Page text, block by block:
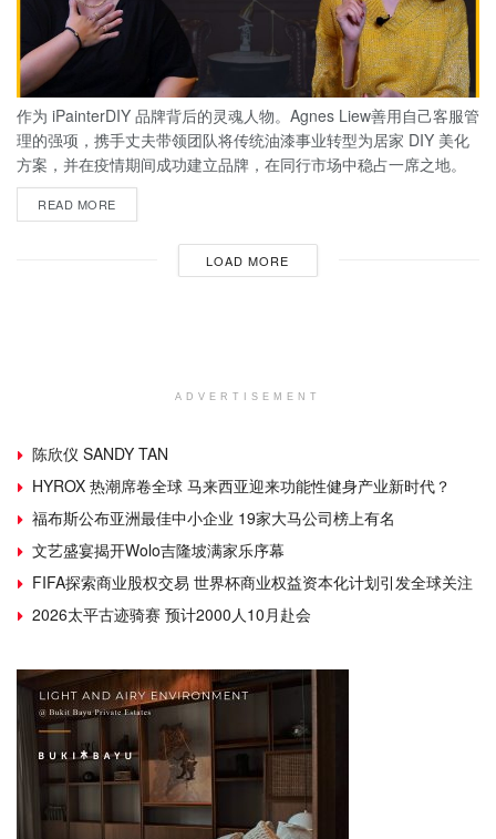
作为 iPainterDIY 品牌背后的灵魂人物。Agnes Liew善用自己客服管
理的强项，携手丈夫带领团队将传统油漆事业转型为居家 DIY 美化
方案，并在疫情期间成功建立品牌，在同行市场中稳占一席之地。
READ MORE
LOAD MORE
ADVERTISEMENT
陈欣仪 SANDY TAN
HYROX 热潮席卷全球 马来西亚迎来功能性健身产业新时代？
福布斯公布亚洲最佳中小企业 19家大马公司榜上有名
文艺盛宴揭开Wolo吉隆坡满家乐序幕
FIFA探索商业股权交易 世界杯商业权益资本化计划引发全球关注
2026太平古迹骑赛 预计2000人10月赴会